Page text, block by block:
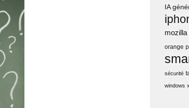
IA
mozilla
orange
sécurité
windows